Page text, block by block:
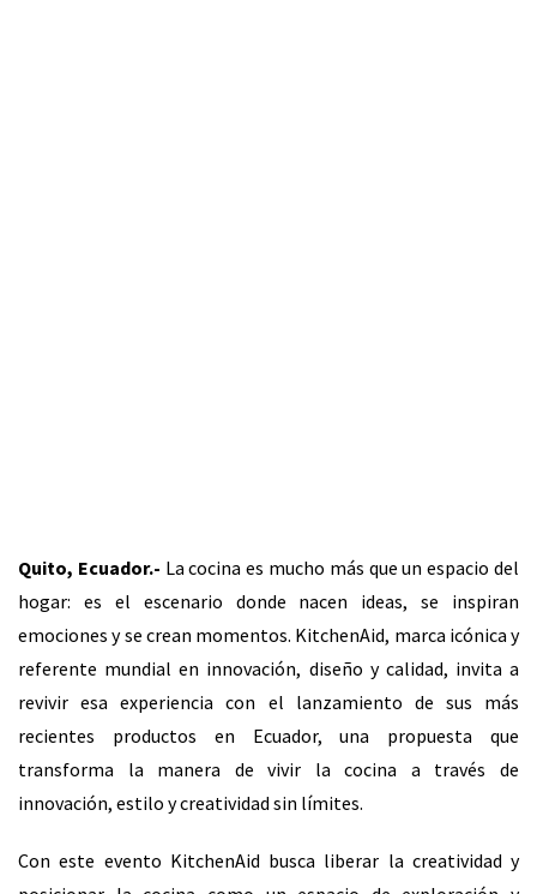
Quito, Ecuador.- La cocina es mucho más que un espacio del
hogar: es el escenario donde nacen ideas, se inspiran
emociones y se crean momentos. KitchenAid, marca icónica y
referente mundial en innovación, diseño y calidad, invita a
revivir esa experiencia con el lanzamiento de sus más
recientes productos en Ecuador, una propuesta que
transforma la manera de vivir la cocina a través de
innovación, estilo y creatividad sin límites.
Con este evento KitchenAid busca liberar la creatividad y